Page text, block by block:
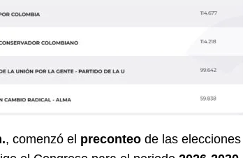
, comenzó el preconteo de las elecciones